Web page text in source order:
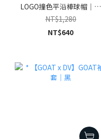
LOGO撞色平沿棒球帽｜白
藍
NT$1,280
NT$640